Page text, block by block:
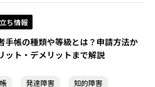
ち情報
手帳の種類や等級とは？申請方法か
ット・デメリットまで解説
発達障害
知的障害